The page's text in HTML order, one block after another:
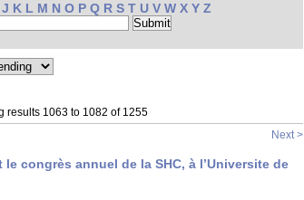
J K L M N O P Q R S T U V W X Y Z
results 1063 to 1082 of 1255
Next >
congrès annuel de la SHC, à l’Universite de